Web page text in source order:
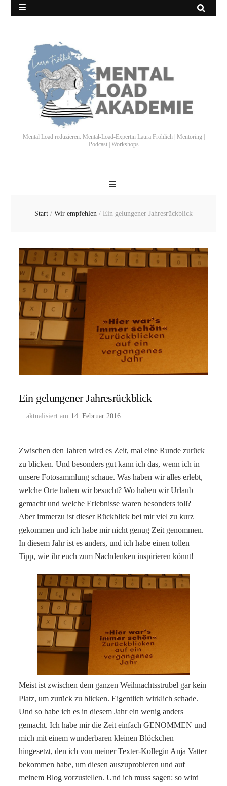
Mental Load reduzieren. Mental-Load-Expertin Laura Fröhlich | Mentoring |
Podcast | Workshops
Start / Wir empfehlen / Ein gelungener Jahresrückblick
Ein gelungener Jahresrückblick
aktualisiert am 14. Februar 2016
Zwischen den Jahren wird es Zeit, mal eine Runde zurück
zu blicken. Und besonders gut kann ich das, wenn ich in
unsere Fotosammlung schaue. Was haben wir alles erlebt,
welche Orte haben wir besucht? Wo haben wir Urlaub
gemacht und welche Erlebnisse waren besonders toll?
Aber immerzu ist dieser Rückblick bei mir viel zu kurz
gekommen und ich habe mir nicht genug Zeit genommen.
In diesem Jahr ist es anders, und ich habe einen tollen
Tipp, wie ihr euch zum Nachdenken inspirieren könnt!
Meist ist zwischen dem ganzen Weihnachtsstrubel gar kein
Platz, um zurück zu blicken. Eigentlich wirklich schade.
Und so habe ich es in diesem Jahr ein wenig anders
gemacht. Ich habe mir die Zeit einfach GENOMMEN und
mich mit einem wunderbaren kleinen Blöckchen
hingesetzt, den ich von meiner Texter-Kollegin Anja Vatter
bekommen habe, um diesen auszuprobieren und auf
meinem Blog vorzustellen. Und ich muss sagen: so wird